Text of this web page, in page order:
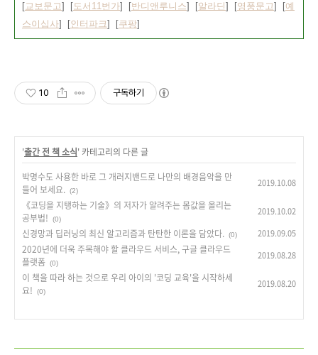
[교보문고] [도서11번가] [반디앤루니스] [알라딘] [영풍문고] [예
스이십사] [인터파크] [쿠팡]
10 구독하기
'출간 전 책 소식' 카테고리의 다른 글
박명수도 사용한 바로 그 개러지밴드로 나만의 배경음악을 만
들어 보세요. (2)
2019.10.08
《코딩을 지탱하는 기술》의 저자가 알려주는 몸값을 올리는
공부법!
(0)
2019.10.02
신경망과 딥러닝의 최신 알고리즘과 탄탄한 이론을 담았다. (0) 2019.09.05
2020년에 더욱 주목해야 할 클라우드 서비스, 구글 클라우드
플랫폼 (0)
2019.08.28
이 책을 따라 하는 것으로 우리 아이의 '코딩 교육'을 시작하세
요!
(0)
2019.08.20